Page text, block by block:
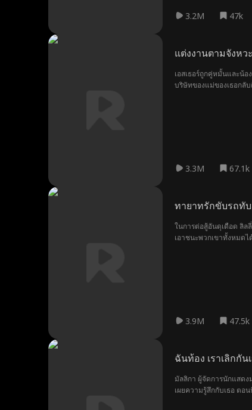
3.2M 47k
แต่งงานตามจังหว
เอสเธอร์ถูกคู่หมั้นและน้
บริษัทของแม่ของเธอก
3.3M 67.1k
ทายาทรักขับรถทั
ในการต่อสู้อันดุเดือด ลิล
เอาชนะพวกเขาทั้งหมดไ
3.9M 47.5k
ฉันท้อง เราเลิกกัน
มัลลิกา ผู้จัดการนักแสดง
เผยความรู้สึกกับเธอ ตอ